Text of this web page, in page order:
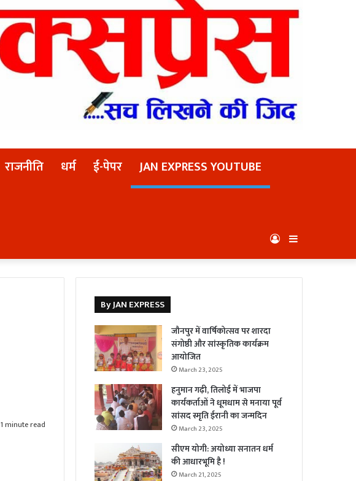
राजनीति धर्म ई-पेपर
JAN EXPRESS YOUTUBE
Log
In
1 minute read
By JAN EXPRESS
जौनपुर में वार्षिकोत्सव पर शारदा
संगोष्ठी और सांस्कृतिक कार्यक्रम
आयोजित
March 23, 2025
हनुमान गढ़ी, तिलोई में भाजपा
कार्यकर्ताओं ने धूमधाम से मनाया पूर्व
सांसद स्मृति ईरानी का जन्मदिन
March 23, 2025
सीएम योगी: अयोध्या सनातन धर्म
की आधारभूमि है !
March 21, 2025